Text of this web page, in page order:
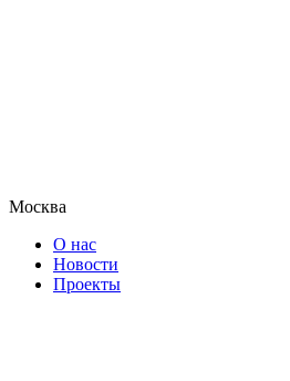
Москва
О нас
Новости
Проекты